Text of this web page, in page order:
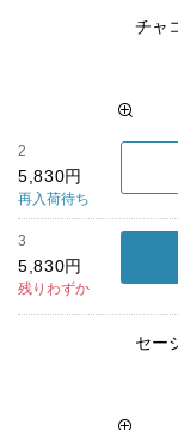
チャ
2
5,830円
再入荷待ち
3
5,830円
残りわずか
セー